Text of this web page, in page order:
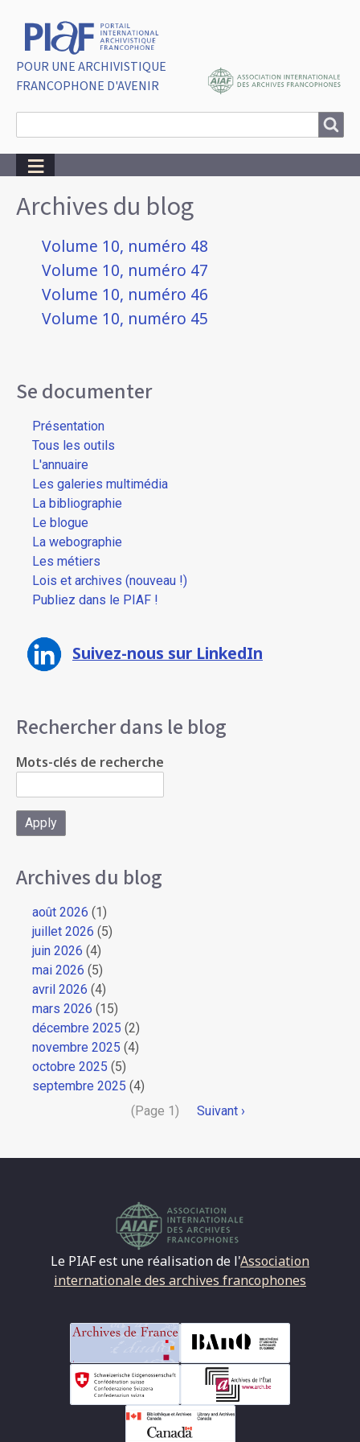
POUR UNE ARCHIVISTIQUE
FRANCOPHONE D'AVENIR
Breadcrumbs
Archives du blog
Volume 10, numéro 48
Volume 10, numéro 47
Volume 10, numéro 46
Volume 10, numéro 45
Se documenter
Présentation
Tous les outils
L'annuaire
Les galeries multimédia
La bibliographie
Le blogue
La webographie
Les métiers
Lois et archives (nouveau !)
Publiez dans le PIAF !
Suivez-nous sur LinkedIn
Rechercher dans le blog
Mots-clés de recherche
Archives du blog
août 2026 (1)
juillet 2026 (5)
juin 2026 (4)
mai 2026 (5)
avril 2026 (4)
mars 2026 (15)
décembre 2025 (2)
novembre 2025 (4)
octobre 2025 (5)
septembre 2025 (4)
(Page 1)
Page
Suivant ›
Le PIAF est une réalisation de l'Association
internationale des archives francophones